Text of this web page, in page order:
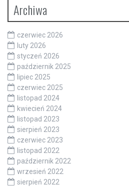
Archiwa
czerwiec 2026
luty 2026
styczeń 2026
październik 2025
lipiec 2025
czerwiec 2025
listopad 2024
kwiecień 2024
listopad 2023
sierpień 2023
czerwiec 2023
listopad 2022
październik 2022
wrzesień 2022
sierpień 2022